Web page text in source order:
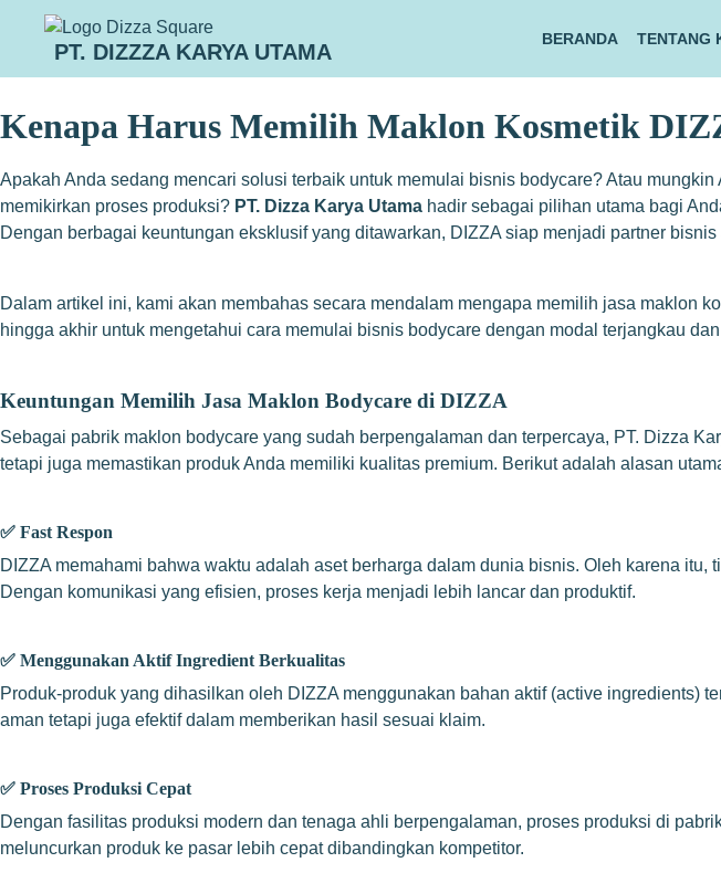
PT. DIZZZA KARYA UTAMA
BERANDA TENTANG
Kenapa Harus Memilih Maklon Kosmetik
Apakah Anda sedang mencari solusi terbaik untuk memulai bisnis bodycare? Atau
memikirkan proses produksi? PT. Dizza Karya Utama hadir sebagai pilihan utama bagi
Dengan berbagai keuntungan eksklusif yang ditawarkan, DIZZA siap menjadi partner bisnis
Dalam artikel ini, kami akan membahas secara mendalam mengapa memilih jasa maklon
hingga akhir untuk mengetahui cara memulai bisnis bodycare dengan modal terjangkau
Keuntungan Memilih Jasa Maklon Bodycare di DIZZA
Sebagai pabrik maklon bodycare yang sudah berpengalaman dan terpercaya, PT. Dizza
tetapi juga memastikan produk Anda memiliki kualitas premium. Berikut adalah alasan
✅ Fast Respon
DIZZA memahami bahwa waktu adalah aset berharga dalam dunia bisnis. Oleh karena
Dengan komunikasi yang efisien, proses kerja menjadi lebih lancar dan produktif.
✅ Menggunakan Aktif Ingredient Berkualitas
Produk-produk yang dihasilkan oleh DIZZA menggunakan bahan aktif (active ingredients)
aman tetapi juga efektif dalam memberikan hasil sesuai klaim.
✅ Proses Produksi Cepat
Dengan fasilitas produksi modern dan tenaga ahli berpengalaman, proses produksi di
meluncurkan produk ke pasar lebih cepat dibandingkan kompetitor.